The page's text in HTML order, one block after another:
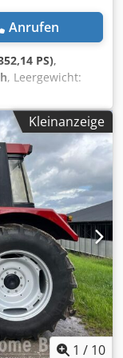
Anrufen
PS),
, Leergewicht:
um weitere
Loader, Case
Betriebsstunden /
8960 mm, Breite /
maximal
27.024 kg,
Power: 239
Lube,
Länge /
Höhe / Hight:
200 Angebote
unit for sale. *
Flughafen
Kleinanzeige
1 / 10